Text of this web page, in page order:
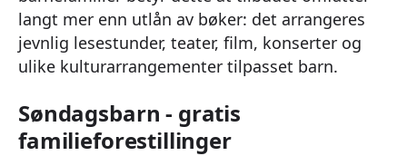
langt mer enn utlån av bøker: det arrangeres
jevnlig lesestunder, teater, film, konserter og
ulike kulturarrangementer tilpasset barn.
Søndagsbarn - gratis
familieforestillinger